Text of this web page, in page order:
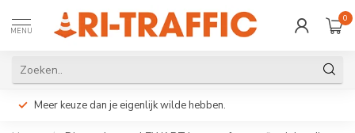
MENU
0
Meer keuze dan je eigenlijk wilde hebben.